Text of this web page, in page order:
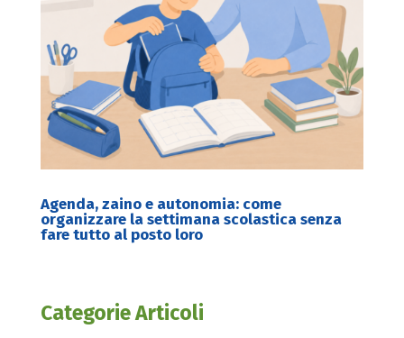
Agenda, zaino e autonomia: come
organizzare la settimana scolastica senza
fare tutto al posto loro
Categorie Articoli